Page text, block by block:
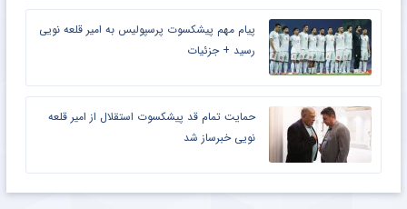
پیام مهم پیشکسوت پرسپولیس به امیر قلعه نویی
رسید + جزئیات
حمایت تمام قد پیشکسوت استقلال از امیر قلعه
نویی خبرساز شد